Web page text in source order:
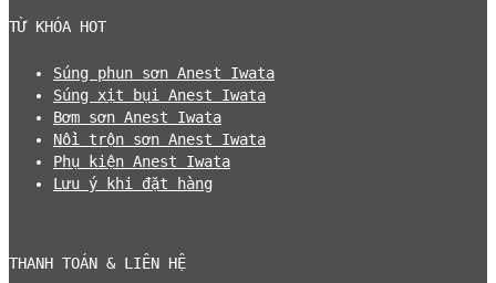
TỪ KHÓA HOT
Súng phun sơn Anest Iwata
Súng xịt bụi Anest Iwata
Bơm sơn Anest Iwata
Nồi trộn sơn Anest Iwata
Phụ kiện Anest Iwata
Lưu ý khi đặt hàng
THANH TOÁN & LIÊN HỆ